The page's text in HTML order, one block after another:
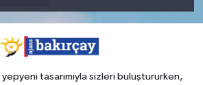
tasarımıyla sizleri buluştururken,